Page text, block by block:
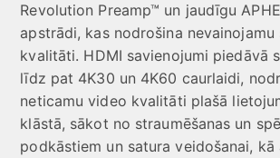
Revolution Preamp™ un jaudīgu
apstrādi, kas nodrošina nevainojamu
kvalitāti. HDMI savienojumi piedāvā
līdz pat 4K30 un 4K60 caurlaidi,
neticamu video kvalitāti plašā
klāstā, sākot no straumēšanas un
podkāstiem un satura veidošanai, kā